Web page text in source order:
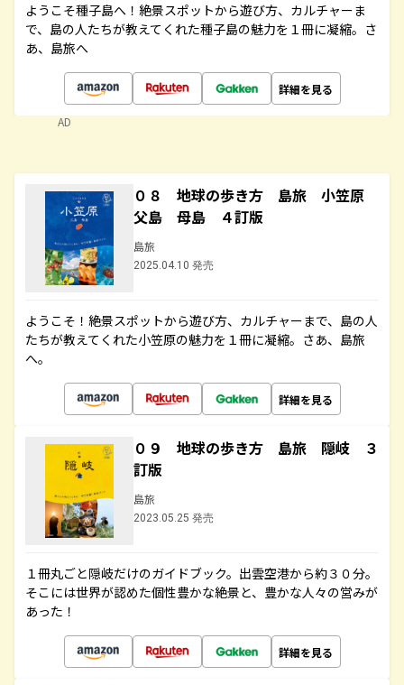
ようこそ種子島へ！絶景スポットから遊び方、カルチャーま
で、島の人たちが教えてくれた種子島の魅力を１冊に凝縮。さ
あ、島旅へ
詳細を見る
AD
０８ 地球の歩き方 島旅 小笠原
父島 母島 ４訂版
島旅
2025.04.10 発売
ようこそ！絶景スポットから遊び方、カルチャーまで、島の人
たちが教えてくれた小笠原の魅力を１冊に凝縮。さあ、島旅
へ。
詳細を見る
０９ 地球の歩き方 島旅 隠岐 ３
訂版
島旅
2023.05.25 発売
１冊丸ごと隠岐だけのガイドブック。出雲空港から約３０分。
そこには世界が認めた個性豊かな絶景と、豊かな人々の営みが
あった！
詳細を見る